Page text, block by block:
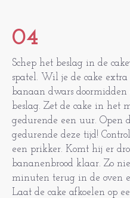
04
Schep het beslag in de
spatel. Wil je de cake
banaan dwars
beslag. Zet de cake in het
gedurende een uur. Open
gedurende deze tijd!
een prikker. Komt hij er
bananenbrood klaar. Zo
minuten terug in de oven
Laat de cake afkoelen op